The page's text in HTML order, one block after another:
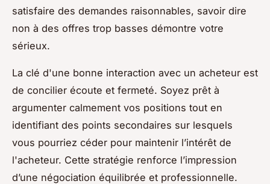
satisfaire des demandes raisonnables, savoir dire
non à des offres trop basses démontre votre
sérieux.
La clé d'une bonne interaction avec un acheteur est
de concilier écoute et fermeté. Soyez prêt à
argumenter calmement vos positions tout en
identifiant des points secondaires sur lesquels
vous pourriez céder pour maintenir l’intérêt de
l'acheteur. Cette stratégie renforce l’impression
d’une négociation équilibrée et professionnelle.